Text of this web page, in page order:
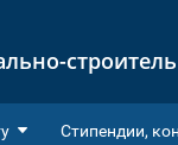
Cтипендии,